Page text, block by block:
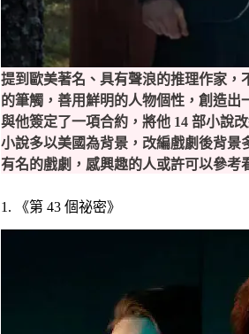
提到歐美著名、具有聲浪的推理作家
的筆觸，善用鮮明的人物個性，創造出
與他簽定了一項合約，將他 14 部小說
小說多以美國為背景，改編戲劇後背景
有名的戲劇，感興趣的人或許可以參考
1. 《第 43 個祕密》